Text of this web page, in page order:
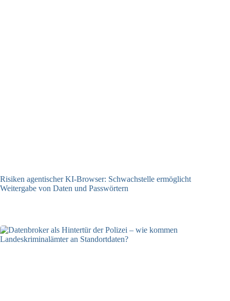
Risiken agentischer KI-Browser: Schwachstelle ermöglicht
Weitergabe von Daten und Passwörtern